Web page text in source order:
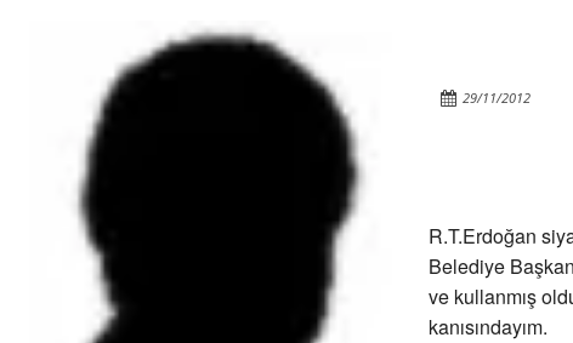
29/11/2012
R.T.Erdoğan
Belediye
ve kullanmış
kanısındayım.